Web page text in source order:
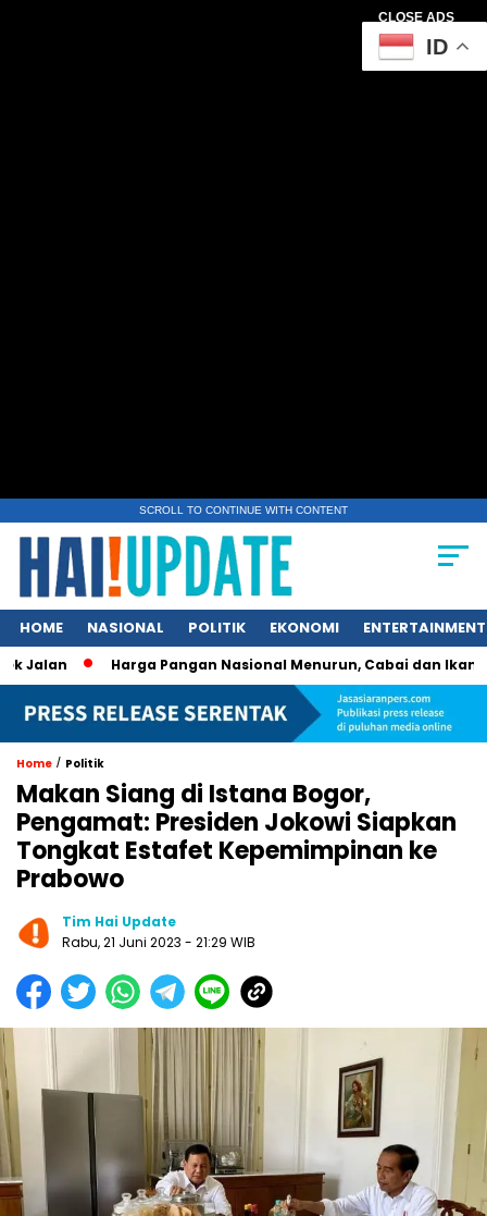
CLOSE ADS
SCROLL TO CONTINUE WITH CONTENT
HOME NASIONAL POLITIK EKONOMI ENTERTAINMENT
Harga Pangan Nasional Menurun, Cabai dan Ikan Tetap
Home / Politik
Makan Siang di Istana Bogor,
Pengamat: Presiden Jokowi Siapkan
Tongkat Estafet Kepemimpinan ke
Prabowo
Tim Hai Update
Rabu, 21 Juni 2023 - 21:29 WIB
ID